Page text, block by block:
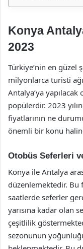
Konya
2023
Türkiye’nin en güzel
milyonlarca turisti
Antalya’ya
popülerdir. 2023
fiyatlarının ne
önemli bir konu
Otobüs Seferleri
Konya ile Antalya
düzenlemektedir. Bu
saatlerde seferler
yarısına kadar olan
çeşitlilik
sezonunun